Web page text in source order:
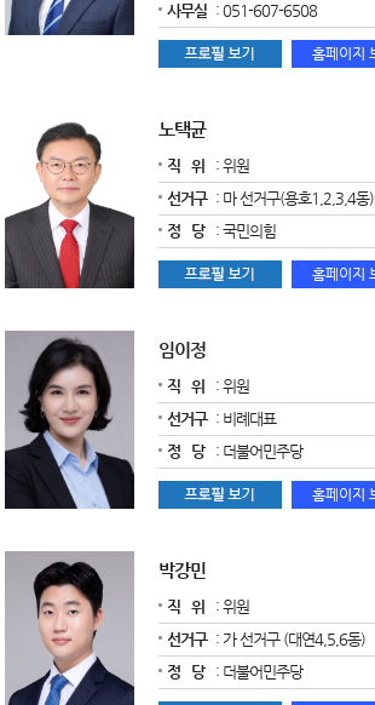
사무실 : 051-607-6508
노택균
직 위
: 위원
선거구 : 마 선거구(용호1,2,3,4동)
정 당
: 국민의힘
임이정
직 위
: 위원
선거구 : 비례대표
정 당
: 더불어민주당
박강민
직 위
: 위원
선거구 : 가 선거구 (대연4,5,6동)
정 당
: 더불어민주당